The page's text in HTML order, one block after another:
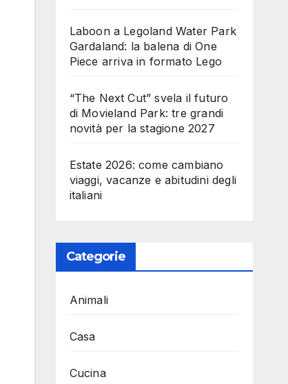
Laboon a Legoland Water Park
Gardaland: la balena di One
Piece arriva in formato Lego
“The Next Cut” svela il futuro
di Movieland Park: tre grandi
novità per la stagione 2027
Estate 2026: come cambiano
viaggi, vacanze e abitudini degli
italiani
Categorie
Animali
Casa
Cucina